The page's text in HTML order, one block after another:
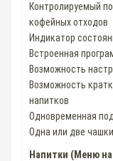
Контролируемый
кофейных отходов
Индикатор
Встроенная
Возможность
Возможность
напитков
Одновременная
Одна или две
Напитки (Меню